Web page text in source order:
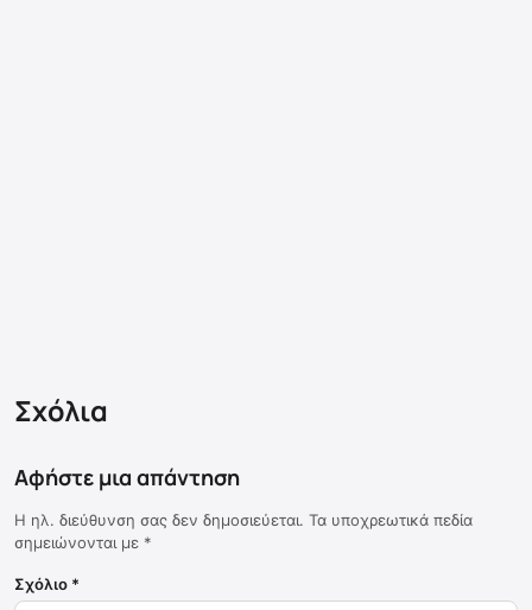
Σχόλια
Αφήστε μια απάντηση
Η ηλ. διεύθυνση σας δεν δημοσιεύεται. Τα υποχρεωτικά πεδία
σημειώνονται με *
Σχόλιο *